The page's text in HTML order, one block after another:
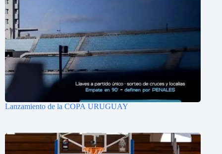
Lanzamiento de la COPA URUGUAY